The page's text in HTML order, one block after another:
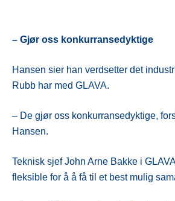
– Gjør oss konkurransedyktige
Hansen sier han verdsetter det
Rubb har med GLAVA.
– De gjør oss konkurransedyktige,
Hansen.
Teknisk sjef John Arne Bakke i
fleksible for å å få til et best mulig